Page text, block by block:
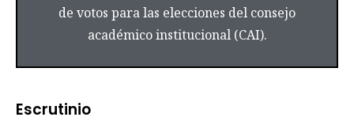
de votos para las elecciones del consejo
académico institucional (CAI).
Escrutinio